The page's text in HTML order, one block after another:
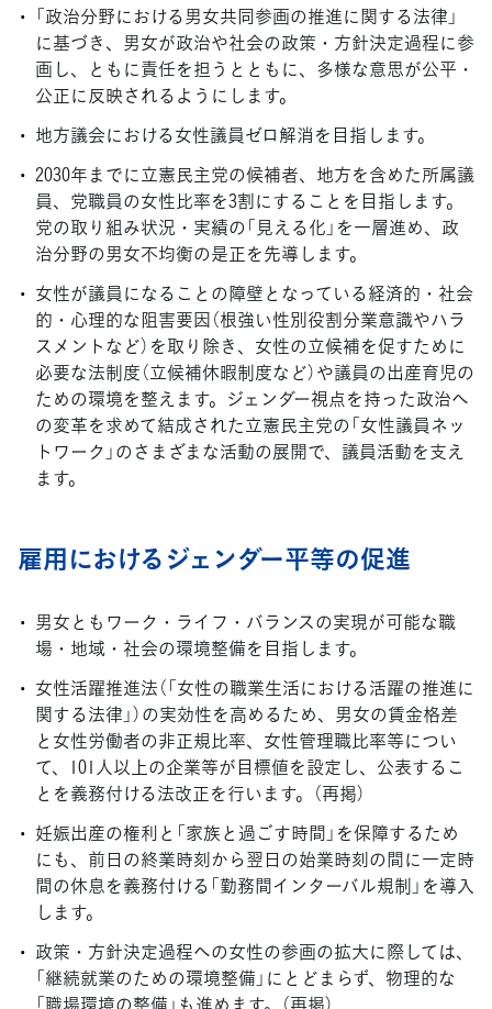
「政治分野における男女共同参画の推進に関する法律」
に基づき、男女が政治や社会の政策・方針決定過程に参
画し、ともに責任を担うとともに、多様な意思が公平・
公正に反映されるようにします。
地方議会における女性議員ゼロ解消を目指します。
2030年までに立憲民主党の候補者、地方を含めた所属議
員、党職員の女性比率を3割にすることを目指します。
党の取り組み状況・実績の「見える化」を一層進め、政
治分野の男女不均衡の是正を先導します。
女性が議員になることの障壁となっている経済的・社会
的・心理的な阻害要因（根強い性別役割分業意識やハラ
スメントなど）を取り除き、女性の立候補を促すために
必要な法制度（立候補休暇制度など）や議員の出産育児の
ための環境を整えます。ジェンダー視点を持った政治へ
の変革を求めて結成された立憲民主党の「女性議員ネッ
トワーク」のさまざまな活動の展開で、議員活動を支え
ます。
雇用におけるジェンダー平等の促進
男女ともワーク・ライフ・バランスの実現が可能な職
場・地域・社会の環境整備を目指します。
女性活躍推進法（「女性の職業生活における活躍の推進に
関する法律」）の実効性を高めるため、男女の賃金格差
と女性労働者の非正規比率、女性管理職比率等につい
て、101人以上の企業等が目標値を設定し、公表するこ
とを義務付ける法改正を行います。（再掲）
妊娠出産の権利と「家族と過ごす時間」を保障するため
にも、前日の終業時刻から翌日の始業時刻の間に一定時
間の休息を義務付ける「勤務間インターバル規制」を導入
します。
政策・方針決定過程への女性の参画の拡大に際しては、
「継続就業のための環境整備」にとどまらず、物理的な
「職場環境の整備」も進めます。（再掲）